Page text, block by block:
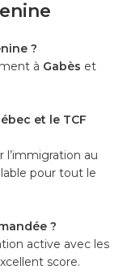
?
à Gabès et
et le TCF
l’immigration au
pour tout le
?
active avec les
score.